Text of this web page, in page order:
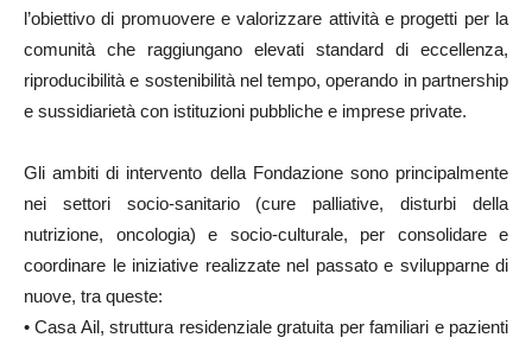
l’obiettivo di promuovere e valorizzare attività e progetti per la
comunità che raggiungano elevati standard di eccellenza,
riproducibilità e sostenibilità nel tempo, operando in partnership
e sussidiarietà con istituzioni pubbliche e imprese private.
Gli ambiti di intervento della Fondazione sono principalmente
nei settori socio-sanitario (cure palliative, disturbi della
nutrizione, oncologia) e socio-culturale, per consolidare e
coordinare le iniziative realizzate nel passato e svilupparne di
nuove, tra queste:
• Casa Ail, struttura residenziale gratuita per familiari e pazienti